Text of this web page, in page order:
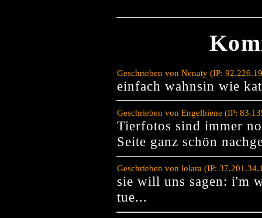
Geschrieben von Nenaty (IP:
einfach wahnsin wie
Geschrieben von Engelbiene (IP:
Tierfotos sind immer
Seite ganz schön
Geschrieben von lolara (IP:
sie will uns sagen: i'm
tue...